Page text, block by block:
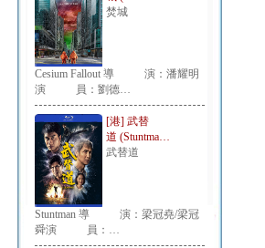
焚城
Cesium Fallout 導 演：潘耀明
演 員：劉德…
[港] 武替
道 (Stuntma…
武替道
Stuntman 導 演：梁冠堯/梁冠
舜演 員：…